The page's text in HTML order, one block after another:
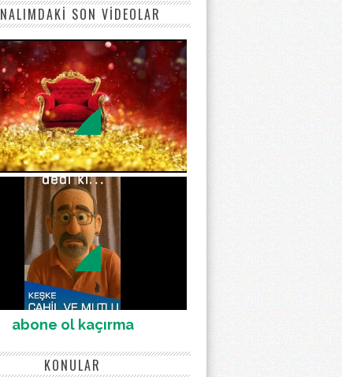
SON VİDEOLAR
abone ol kaçırma
KONULAR